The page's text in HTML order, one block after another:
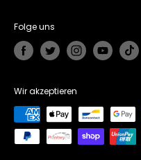
Versandbedingungen
Rückgabe und Erstattung
FAQ - Häufig gestellte Fragen
Looskade 20, 6041 LE
Telefonnummer:
+49 (0)2118 8230894
cs@trueimagetech.de
Mo-Fr, 07:30 - 16:00 Uhr
Folge uns
Wir akzeptieren